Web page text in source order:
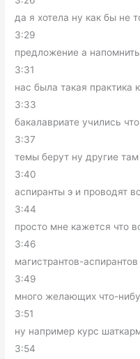
да я хотела ну как бы не
3:29
предложение а
3:31
нас была такая практика
3:33
бакалавриате учились
3:37
темы берут ну другие
3:40
аспиранты э и проводят
3:44
просто мне кажется что
3:46
магистрантов-
3:49
много желающих что-
3:51
ну например курс
3:54